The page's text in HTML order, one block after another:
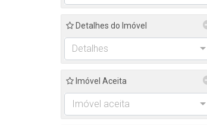
Detalhes do Imóvel
Detalhes
Imóvel Aceita
Imóvel aceita